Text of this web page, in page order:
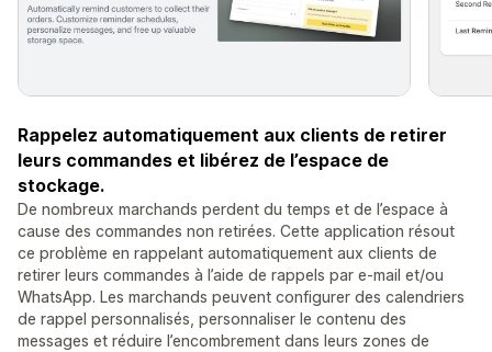
Rappelez automatiquement aux clients de retirer
leurs commandes et libérez de l’espace de
stockage.
De nombreux marchands perdent du temps et de l’espace à
cause des commandes non retirées. Cette application résout
ce problème en rappelant automatiquement aux clients de
retirer leurs commandes à l’aide de rappels par e-mail et/ou
WhatsApp. Les marchands peuvent configurer des calendriers
de rappel personnalisés, personnaliser le contenu des
messages et réduire l’encombrement dans leurs zones de